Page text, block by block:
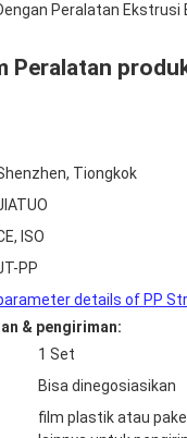
Peralatan
Peralatan
Tiongkok
ISO
PP
details of PP
& pengiriman:
1 Set
Bisa dinegosiasikan
film plastik atau